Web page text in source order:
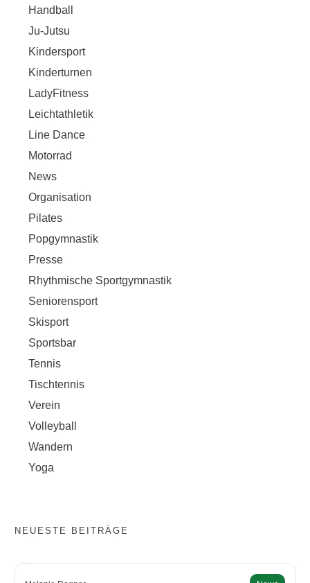
Handball
Ju-Jutsu
Kindersport
Kinderturnen
LadyFitness
Leichtathletik
Line Dance
Motorrad
News
Organisation
Pilates
Popgymnastik
Presse
Rhythmische Sportgymnastik
Seniorensport
Skisport
Sportsbar
Tennis
Tischtennis
Verein
Volleyball
Wandern
Yoga
NEUESTE BEITRÄGE